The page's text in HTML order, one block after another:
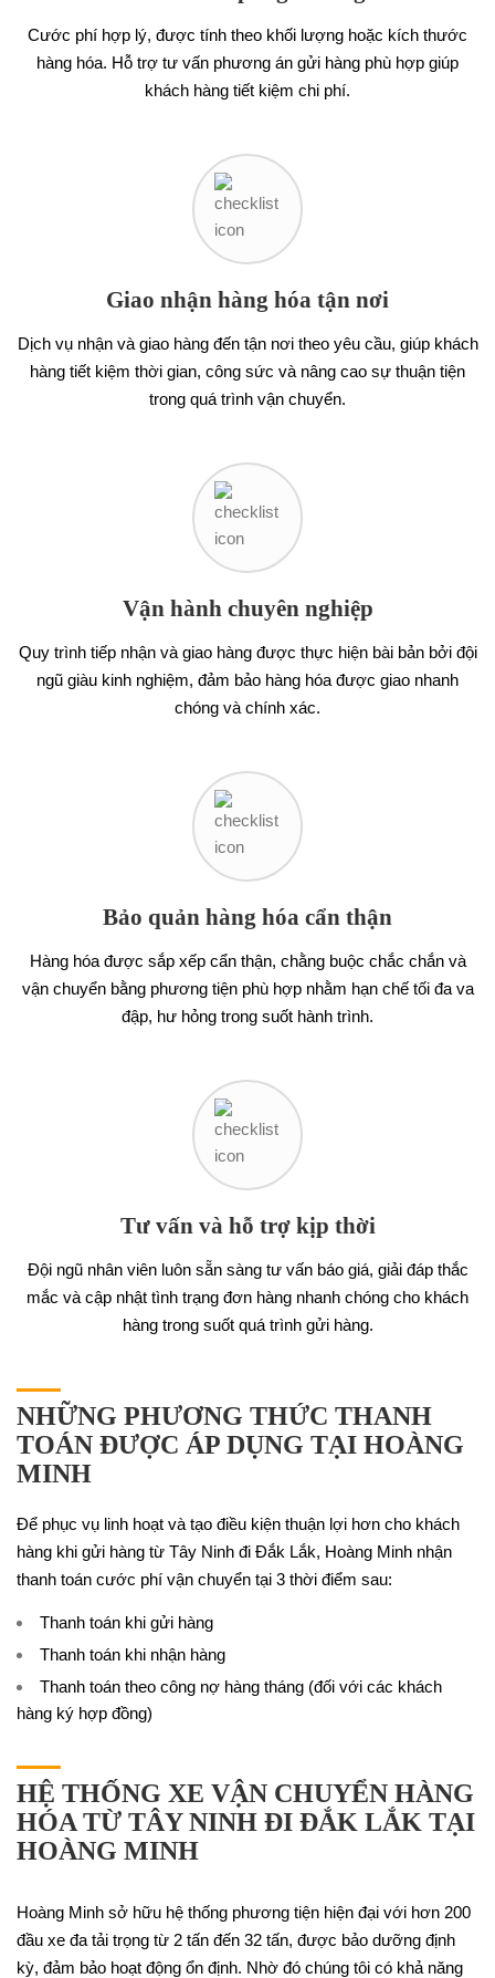
Cước phí hợp lý, được tính theo khối lượng hoặc kích thước
hàng hóa. Hỗ trợ tư vấn phương án gửi hàng phù hợp giúp
khách hàng tiết kiệm chi phí.
Giao nhận hàng hóa tận nơi
Dịch vụ nhận và giao hàng đến tận nơi theo yêu cầu, giúp khách
hàng tiết kiệm thời gian, công sức và nâng cao sự thuận tiện
trong quá trình vận chuyển.
Vận hành chuyên nghiệp
Quy trình tiếp nhận và giao hàng được thực hiện bài bản bởi đội
ngũ giàu kinh nghiệm, đảm bảo hàng hóa được giao nhanh
chóng và chính xác.
Bảo quản hàng hóa cẩn thận
Hàng hóa được sắp xếp cẩn thận, chằng buộc chắc chắn và
vận chuyển bằng phương tiện phù hợp nhằm hạn chế tối đa va
đập, hư hỏng trong suốt hành trình.
Tư vấn và hỗ trợ kịp thời
Đội ngũ nhân viên luôn sẵn sàng tư vấn báo giá, giải đáp thắc
mắc và cập nhật tình trạng đơn hàng nhanh chóng cho khách
hàng trong suốt quá trình gửi hàng.
NHỮNG PHƯƠNG THỨC THANH
TOÁN ĐƯỢC ÁP DỤNG TẠI HOÀNG
MINH
Để phục vụ linh hoạt và tạo điều kiện thuận lợi hơn cho khách
hàng khi gửi hàng từ Tây Ninh đi Đắk Lắk, Hoàng Minh nhận
thanh toán cước phí vận chuyển tại 3 thời điểm sau:
Thanh toán khi gửi hàng
Thanh toán khi nhận hàng
Thanh toán theo công nợ hàng tháng (đối với các khách
hàng ký hợp đồng)
HỆ THỐNG XE VẬN CHUYỂN HÀNG
HÓA TỪ TÂY NINH ĐI ĐẮK LẮK TẠI
HOÀNG MINH
Hoàng Minh sở hữu hệ thống phương tiện hiện đại với hơn 200
đầu xe đa tải trọng từ 2 tấn đến 32 tấn, được bảo dưỡng định
kỳ, đảm bảo hoạt động ổn định. Nhờ đó chúng tôi có khả năng